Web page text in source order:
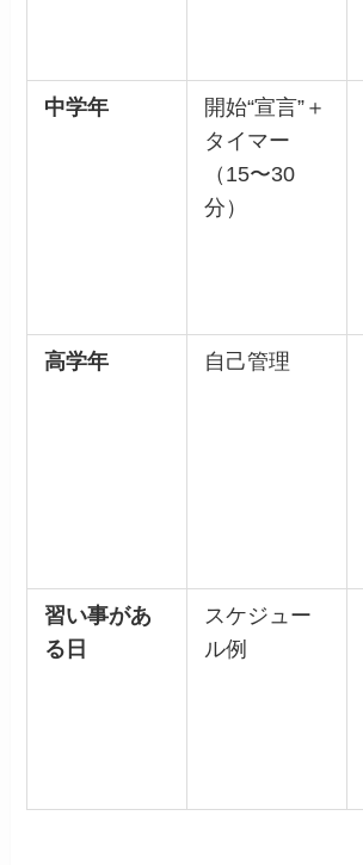
中学年
開始“宣言”＋
タイマー
（15〜30
分）
高学年 自己管理
習い事があ
る日
スケジュー
ル例